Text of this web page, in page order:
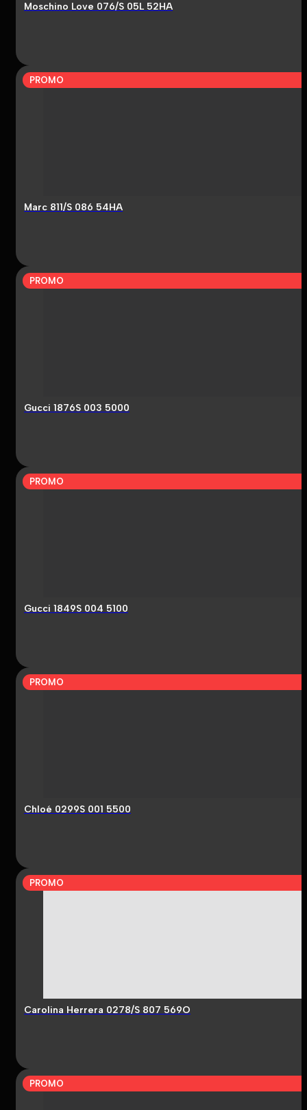
Moschino Love 076/S 05L 52HA
PROMO
Marc 811/S 086 54HA
PROMO
Gucci 1876S 003 5000
PROMO
Gucci 1849S 004 5100
PROMO
Chloé 0299S 001 5500
PROMO
Carolina Herrera 0278/S 807 569O
PROMO